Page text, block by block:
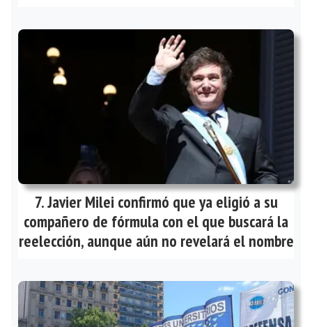
Javier Milei confirmó que ya eligió a su
compañero de fórmula con el que buscará la
reelección, aunque aún no revelará el nombre